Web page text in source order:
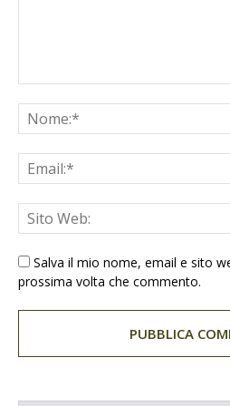
Salva il mio nome, email e sito
prossima volta che commento.